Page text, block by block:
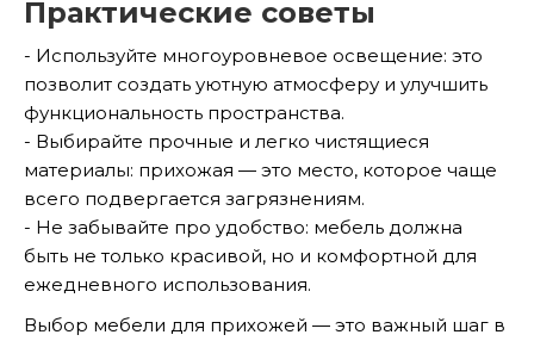
Практические советы
- Используйте многоуровневое освещение: это
позволит создать уютную атмосферу и улучшить
функциональность пространства.
- Выбирайте прочные и легко чистящиеся
материалы: прихожая — это место, которое чаще
всего подвергается загрязнениям.
- Не забывайте про удобство: мебель должна
быть не только красивой, но и комфортной для
ежедневного использования.
Выбор мебели для прихожей — это важный шаг в